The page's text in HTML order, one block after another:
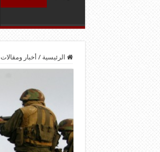
الرئيسية / أخبار ومقالات